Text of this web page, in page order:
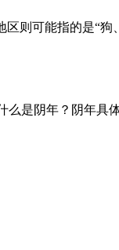
则可能指的是“
是阴年？阴年具